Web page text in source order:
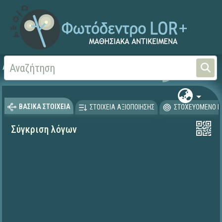
Αρχική ΕΡΓΑ ΙΤΥΕ 1996-2008
ΒΑΣΙΚΑ ΣΤΟΙΧΕΙΑ ΣΤΟΙΧΕΙΑ ΑΞΙΟΠΟΙΗΣΗΣ ΣΤΟΧΕΥΟΜΕΝΟ
Σύγκριση λόγων